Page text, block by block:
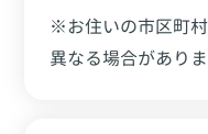
※お住いの市区町
異なる場合があり